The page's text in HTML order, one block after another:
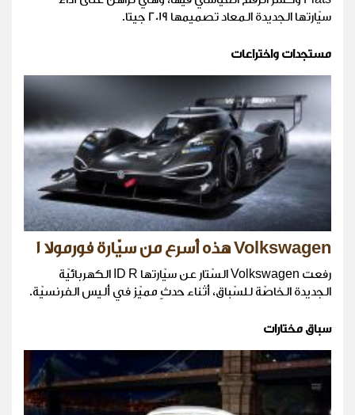
سيّارتها الجديدة المعاد تصميمها 2019 جيتا.
مستجدات واختراعات
Volkswagen هذه أسرع من سيّارة فورمولا 1
رفعت Volkswagen السّتار عن سيّارتها ID R الكهربائيّة
الجديدة الخاصّة للسّباق، أثناء حدثٍ مميّز في أليس الفرنسيّة.
سباق مختارات